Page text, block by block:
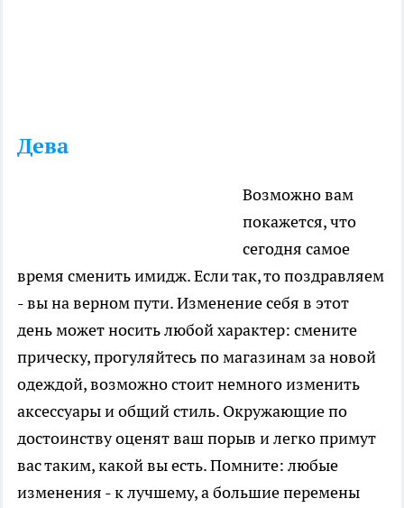
Дева
Возможно вам
покажется, что
сегодня самое
время сменить имидж. Если так, то поздравляем
- вы на верном пути. Изменение себя в этот
день может носить любой характер: смените
прическу, прогуляйтесь по магазинам за новой
одеждой, возможно стоит немного изменить
аксессуары и общий стиль. Окружающие по
достоинству оценят ваш порыв и легко примут
вас таким, какой вы есть. Помните: любые
изменения - к лучшему, а большие перемены